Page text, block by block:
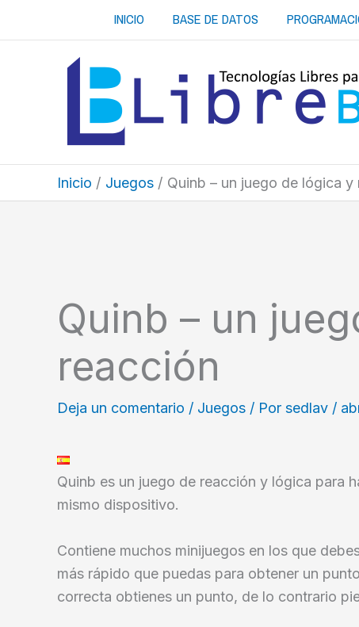
INICIO BASE DE DATOS
Inicio Juegos Quinb – un juego de lógica y
Quinb – un
reacción
Deja un comentario / Juegos / Por sedlav /
Quinb es un juego de reacción y lógica para
mismo dispositivo.
Contiene muchos minijuegos en los que
más rápido que puedas para obtener un
correcta obtienes un punto, de lo contrario